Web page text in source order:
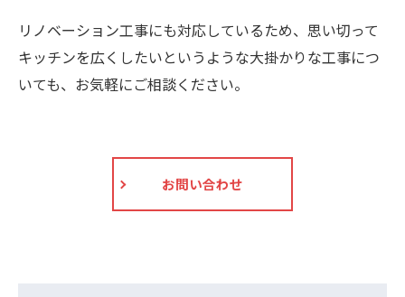
リノベーション工事にも対応しているため、思い切って
キッチンを広くしたいというような大掛かりな工事につ
いても、お気軽にご相談ください。
お問い合わせ